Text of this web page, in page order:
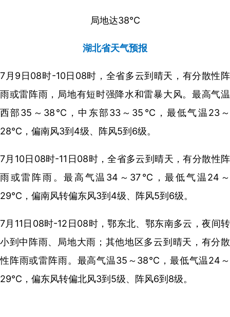
局地达38℃
湖北省天气预报
7月9日08时-10日08时，全省多云到晴天，有分散性阵
雨或雷阵雨，局地有短时强降水和雷暴大风。最高气温
西部35～38℃，中东部33～35℃，最低气温23～
28℃，偏南风3到4级、阵风5到6级。
7月10日08时-11日08时，全省多云到晴天，有分散性阵
雨或雷阵雨。最高气温34～37℃，最低气温24～
29℃，偏南风转偏东风3到4级、阵风5到6级。
7月11日08时-12日08时，鄂东北、鄂东南多云，夜间转
小到中阵雨、局地大雨；其他地区多云到晴天，有分散
性阵雨或雷阵雨。最高气温35～38℃，最低气温24～
29℃，偏东风转偏北风3到5级、阵风6到8级。